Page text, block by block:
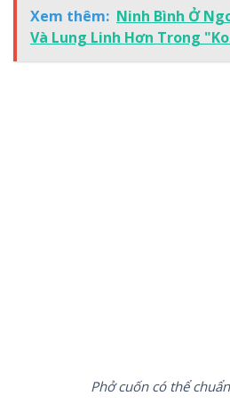
Xem thêm: Ninh Bình Ở
Và Lung Linh Hơn Trong
Phở cuốn có thể